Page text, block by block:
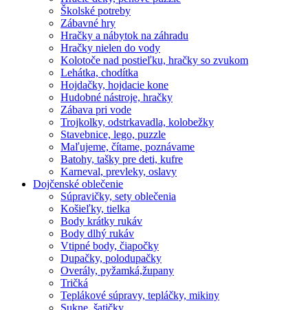
Školské potreby
Zábavné hry
Hračky a nábytok na záhradu
Hračky nielen do vody
Kolotoče nad postieľku, hračky so zvukom
Lehátka, chodítka
Hojdačky, hojdacie kone
Hudobné nástroje, hračky
Zábava pri vode
Trojkolky, odstrkavadla, kolobežky
Stavebnice, lego, puzzle
Maľujeme, čítame, poznávame
Batohy, tašky pre deti, kufre
Karneval, prevleky, oslavy
Dojčenské oblečenie
Súpravičky, sety oblečenia
Košieľky, tielka
Body krátky rukáv
Body dlhý rukáv
Vtipné body, čiapočky
Dupačky, polodupačky
Overály, pyžamká,župany
Tričká
Teplákové súpravy, tepláčky, mikiny
Sukne, šatičky